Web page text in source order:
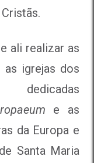
ali realizar as
igrejas dos
e as
da Europa e
Santa Maria